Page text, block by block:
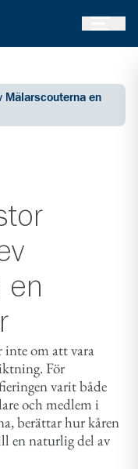
Mälarscouterna en
en
om att vara
För
varit både
och medlem i
berättar hur kåren
en naturlig del av